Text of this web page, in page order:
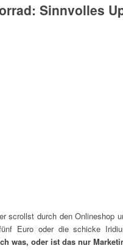
Sinnvolles
scrollst durch den Onlineshop
Euro oder die schicke
was, oder ist das nur